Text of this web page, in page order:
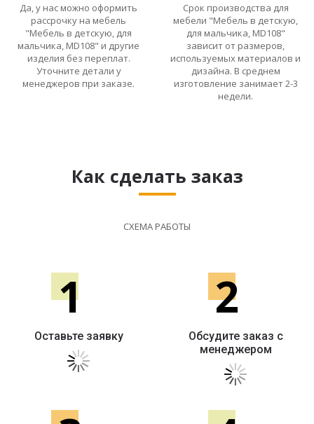
Да, у нас можно оформить
рассрочку на мебель
"Мебель в детскую, для
мальчика, MD108" и другие
изделия без переплат.
Уточните детали у
менеджеров при заказе.
Срок производства для
мебели "Мебель в детскую,
для мальчика, MD108"
зависит от размеров,
используемых материалов и
дизайна. В среднем
изготовление занимает 2-3
недели.
Как сделать заказ
СХЕМА РАБОТЫ
1
Оставьте заявку
2
Обсудите заказ с
менеджером